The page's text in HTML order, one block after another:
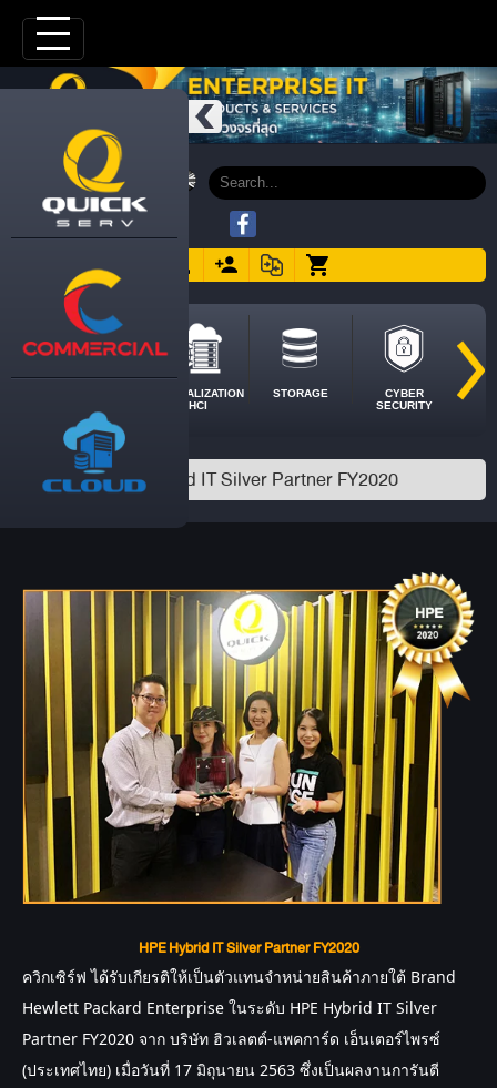
VIRTUALIZATION
HCI
STORAGE
CYBER
SECURITY
HPE Hybrid IT Silver Partner FY2020
HPE Hybrid IT Silver Partner FY2020
ควิกเซิร์ฟ ได้รับเกียรติให้เป็นตัวแทนจำหน่ายสินค้าภายใต้ Brand
Hewlett Packard Enterprise ในระดับ HPE Hybrid IT Silver
Partner FY2020 จาก บริษัท ฮิวเลตต์-แพคการ์ด เอ็นเตอร์ไพรซ์
(ประเทศไทย) เมื่อวันที่ 17 มิถุนายน 2563 ซึ่งเป็นผลงานการันตี